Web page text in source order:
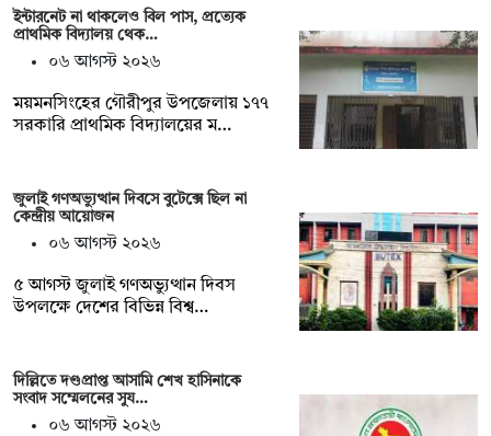
ইন্টারনেট না থাকলেও বিল পাস, প্রত্যেক
প্রাথমিক বিদ্যালয় থেক…
০৬ আগস্ট ২০২৬
ময়মনসিংহের গৌরীপুর উপজেলায় ১৭৭
সরকারি প্রাথমিক বিদ্যালয়ের ম…
জুলাই গণঅভ্যুত্থান দিবসে বুটেক্সে ছিল না
কেন্দ্রীয় আয়োজন
০৬ আগস্ট ২০২৬
৫ আগস্ট জুলাই গণঅভ্যুত্থান দিবস
উপলক্ষে দেশের বিভিন্ন বিশ্ব…
দিল্লিতে দণ্ডপ্রাপ্ত আসামি শেখ হাসিনাকে
সংবাদ সম্মেলনের সুয…
০৬ আগস্ট ২০২৬